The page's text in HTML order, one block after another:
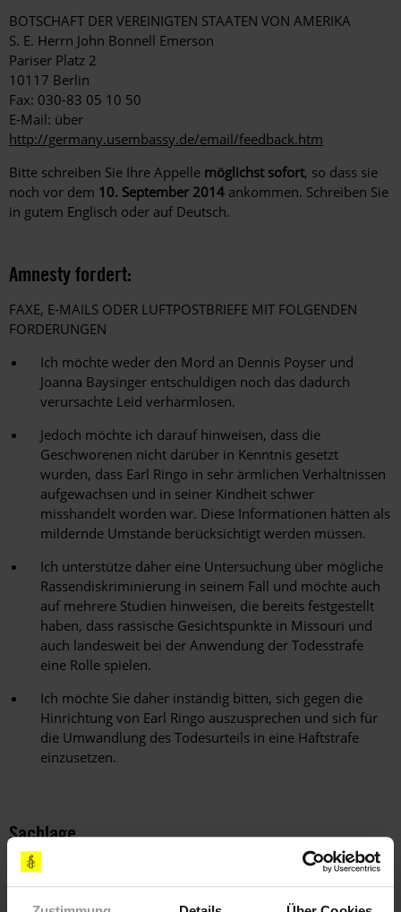
BOTSCHAFT DER VEREINIGTEN STAATEN VON AMERIKA
S. E. Herrn John Bonnell Emerson
Pariser Platz 2
10117 Berlin
Fax: 030-83 05 10 50
E-Mail: über
http://germany.usembassy.de/email/feedback.htm
Bitte schreiben Sie Ihre Appelle möglichst sofort, so dass sie
noch vor dem 10. September 2014 ankommen. Schreiben Sie
in gutem Englisch oder auf Deutsch.
Amnesty fordert:
FAXE, E-MAILS ODER LUFTPOSTBRIEFE MIT FOLGENDEN
FORDERUNGEN
Ich möchte weder den Mord an Dennis Poyser und
Joanna Baysinger entschuldigen noch das dadurch
verursachte Leid verharmlosen.
Jedoch möchte ich darauf hinweisen, dass die
Geschworenen nicht darüber in Kenntnis gesetzt
wurden, dass Earl Ringo in sehr ärmlichen Verhältnissen
aufgewachsen und in seiner Kindheit schwer
misshandelt worden war. Diese Informationen hätten als
mildernde Umstände berücksichtigt werden müssen.
Ich unterstütze daher eine Untersuchung über mögliche
Rassendiskriminierung in seinem Fall und möchte auch
auf mehrere Studien hinweisen, die bereits festgestellt
haben, dass rassische Gesichtspunkte in Missouri und
auch landesweit bei der Anwendung der Todesstrafe
eine Rolle spielen.
Ich möchte Sie daher inständig bitten, sich gegen die
Hinrichtung von Earl Ringo auszusprechen und sich für
die Umwandlung des Todesurteils in eine Haftstrafe
einzusetzen.
Sachlage
Im Juli 1998 wurden bei einem nächtlichen Raubüberfall auf
ein Restaurant in Columbia im US-Bundesstaat Missouri zwei
Personen erschossen. Es handelte sich um Dennis Poyser,